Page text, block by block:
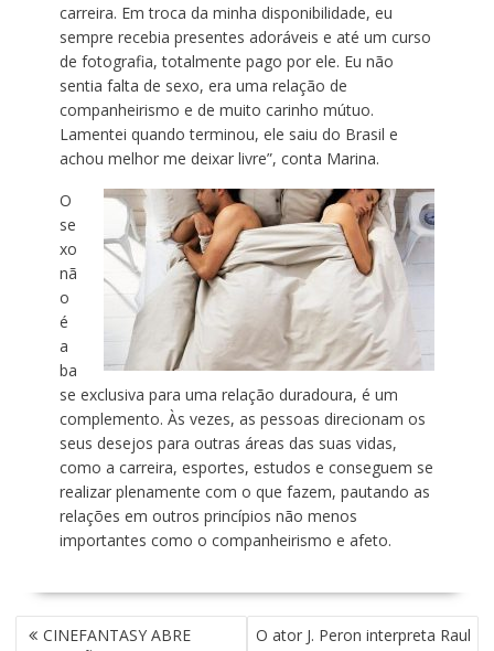
carreira. Em troca da minha disponibilidade, eu
sempre recebia presentes adoráveis e até um curso
de fotografia, totalmente pago por ele. Eu não
sentia falta de sexo, era uma relação de
companheirismo e de muito carinho mútuo.
Lamentei quando terminou, ele saiu do Brasil e
achou melhor me deixar livre”, conta Marina.
O
se
xo
nã
o
é
a
ba
se exclusiva para uma relação duradoura, é um
complemento. Às vezes, as pessoas direcionam os
seus desejos para outras áreas das suas vidas,
como a carreira, esportes, estudos e conseguem se
realizar plenamente com o que fazem, pautando as
relações em outros princípios não menos
importantes como o companheirismo e afeto.
N
CINEFANTASY ABRE
O ator J. Peron interpreta Raul